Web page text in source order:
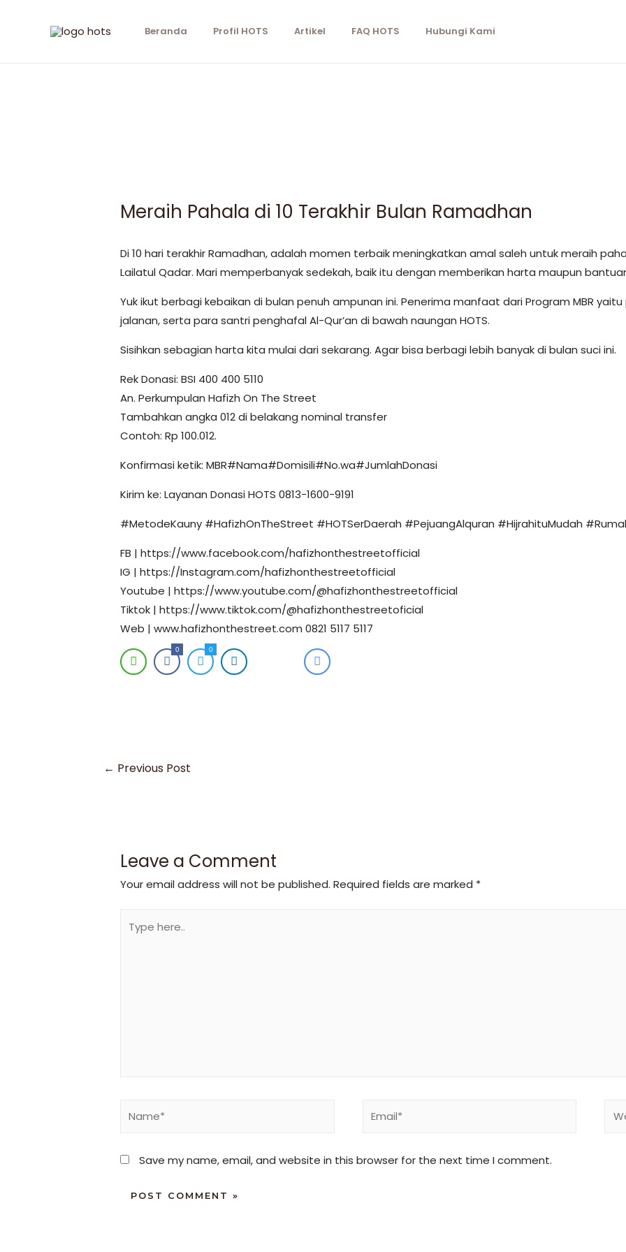
Beranda Profil HOTS Artikel FAQ HOTS Hubungi Kami
Meraih Pahala di 10 Terakhir Bulan Ramadhan
Di 10 hari terakhir Ramadhan, adalah momen terbaik meningkatkan amal saleh untuk meraih
Lailatul Qadar. Mari memperbanyak sedekah, baik itu dengan memberikan harta maupun
Yuk ikut berbagi kebaikan di bulan penuh ampunan ini. Penerima manfaat dari Program MBR
jalanan, serta para santri penghafal Al-Qur’an di bawah naungan HOTS.
Sisihkan sebagian harta kita mulai dari sekarang. Agar bisa berbagi lebih banyak di bulan suci ini.
Rek Donasi: BSI 400 400 5110
An. Perkumpulan Hafizh On The Street
Tambahkan angka 012 di belakang nominal transfer
Contoh: Rp 100.012.
Konfirmasi ketik: MBR#Nama#Domisili#No.wa#JumlahDonasi
Kirim ke: Layanan Donasi HOTS 0813-1600-9191
#MetodeKauny #HafizhOnTheStreet #HOTSerDaerah #PejuangAlquran #HijrahituMudah
FB | https://www.facebook.com/hafizhonthestreetofficial
IG | https://Instagram.com/hafizhonthestreetofficial
Youtube | https://www.youtube.com/@hafizhonthestreetofficial
Tiktok | https://www.tiktok.com/@hafizhonthestreetoficial
Web | www.hafizhonthestreet.com 0821 5117 5117
0 0
← Previous Post
Leave a Comment
Your email address will not be published. Required fields are marked *
Save my name, email, and website in this browser for the next time I comment.